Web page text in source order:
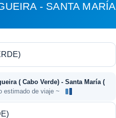
- SANTA MARÍA
( Cabo Verde) - Santa María (
estimado de viaje ~